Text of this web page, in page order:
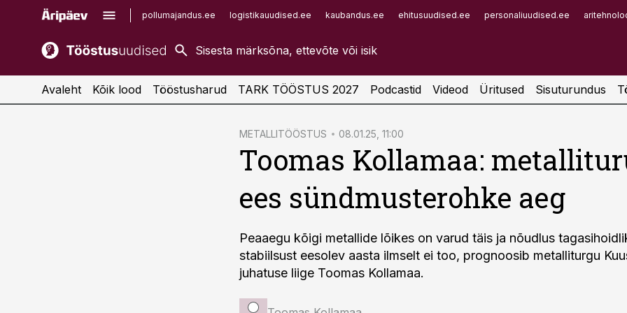
pollumajandus.ee logistikauudised.ee kaubandus.ee ehitusuudised.ee personaliuudised.ee
kaubandus.ee
kinnisvarauudised.ee
imelineajalugu.ee
Infopank
Avaleht Kõik lood Tööstusharud TARK TÖÖSTUS 2027 Podcastid Videod Üritused Sisuturundus
METALLITÖÖSTUS 08.01.25, 11:00
Toomas Kollamaa:
ees sündmusterohke aeg
Peaaegu kõigi metallide lõikes on varud täis ja nõudlus
stabiilsust eesolev aasta ilmselt ei too, prognoosib metalliturgu
juhatuse liige Toomas Kollamaa.